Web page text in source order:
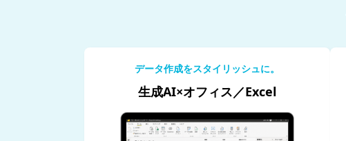
データ作成をスタイリッシュに。
生成AI×オフィス／Excel